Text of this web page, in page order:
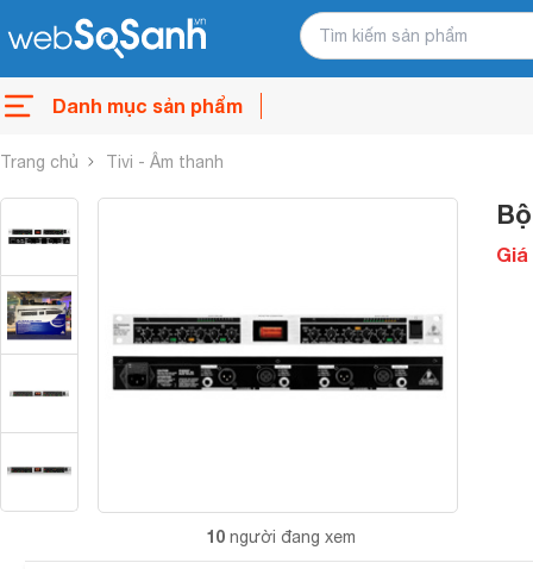
Danh mục sản phẩm
Trang chủ Tivi - Âm thanh
10 người đang xem
Giá